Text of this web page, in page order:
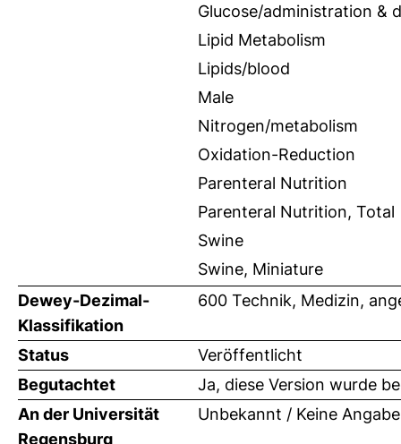
Glucose/administration &
Lipid Metabolism
Lipids/blood
Male
Nitrogen/metabolism
Oxidation-Reduction
Parenteral Nutrition
Parenteral Nutrition, Total
Swine
Swine, Miniature
Dewey-Dezimal-
Klassifikation
600 Technik, Medizin,
Status
Veröffentlicht
Begutachtet
Ja, diese Version wurde
An der Universität
Regensburg
Unbekannt / Keine Angabe